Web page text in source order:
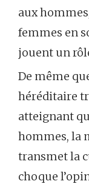
aux
femmes en
jouent un
De même
héréditaire
atteignant
hommes, la
transmet la
choque